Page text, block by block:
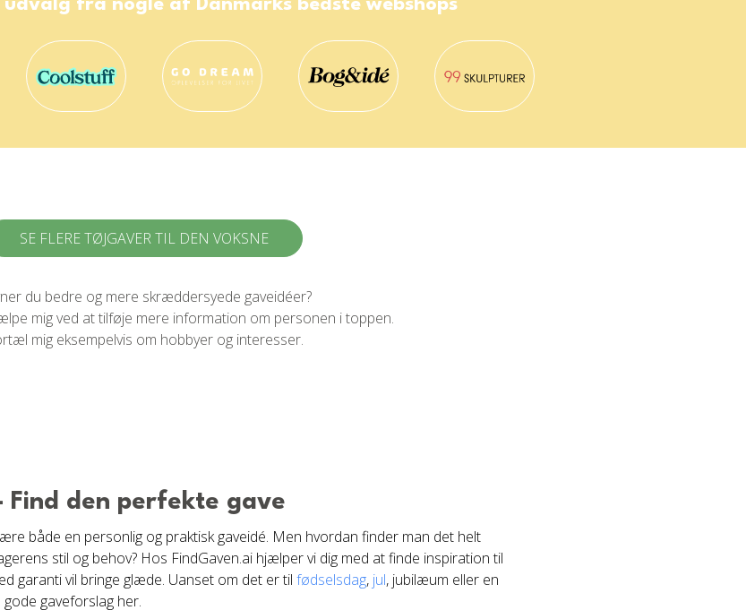
fra nogle af Danmarks bedste webshops
SE FLERE TØJGAVER TIL DEN VOKSNE
du bedre og mere skræddersyede gaveidéer?
mig ved at tilføje mere information om personen i toppen.
mig eksempelvis om hobbyer og interesser.
Find den perfekte gave
både en personlig og praktisk gaveidé. Men hvordan finder man det helt
stil og behov? Hos FindGaven.ai hjælper vi dig med at finde inspiration til
garanti vil bringe glæde. Uanset om det er til fødselsdag, jul, jubilæum eller en
gaveforslag her.